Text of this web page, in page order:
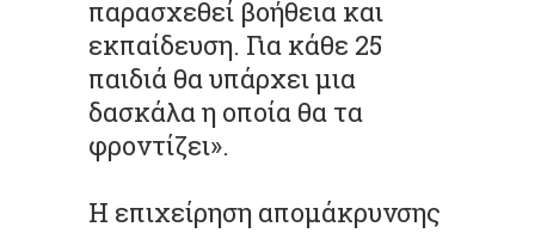
παρασχεθεί βοήθεια και
εκπαίδευση. Για κάθε 25
παιδιά θα υπάρχει μια
δασκάλα η οποία θα τα
φροντίζει».
Η επιχείρηση απομάκρυνσης